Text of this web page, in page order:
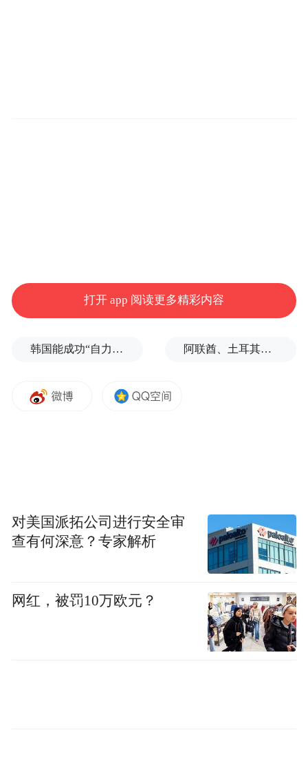
终遴选出七大年度标杆案例，旨在回应行业
发展趋势，并为文旅品牌的价值提升与创新
以下为案例介绍：
打开 app 阅读更多精彩内容
韩国能成功“自力更生”吗？ 阿联酋、土耳其、沙特等8国外长发表联合声明
对美国派拓公司进行安全审
查有何深意？专家解析
网红，被罚10万欧元？